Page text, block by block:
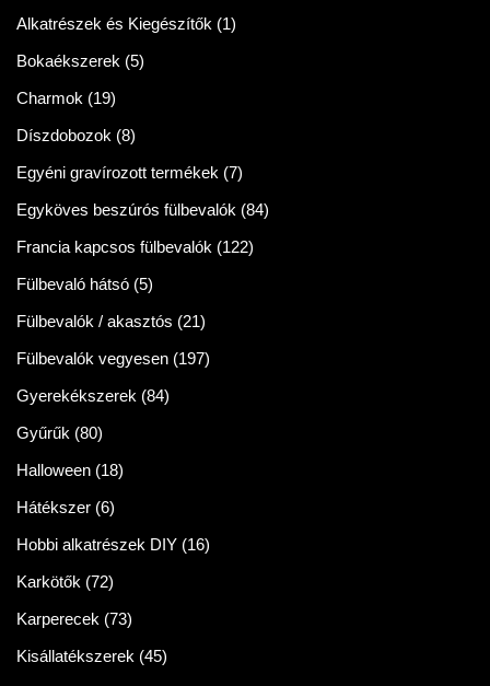
Alkatrészek és Kiegészítők (1)
Bokaékszerek (5)
Charmok (19)
Díszdobozok (8)
Egyéni gravírozott termékek (7)
Egyköves beszúrós fülbevalók (84)
Francia kapcsos fülbevalók (122)
Fülbevaló hátsó (5)
Fülbevalók / akasztós (21)
Fülbevalók vegyesen (197)
Gyerekékszerek (84)
Gyűrűk (80)
Halloween (18)
Hátékszer (6)
Hobbi alkatrészek DIY (16)
Karkötők (72)
Karperecek (73)
Kisállatékszerek (45)